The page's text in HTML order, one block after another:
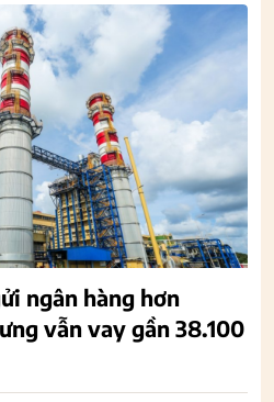
ngân hàng hơn
vẫn vay gần 38.100